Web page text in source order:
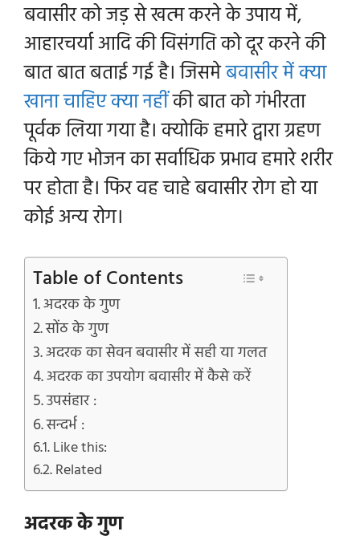
बवासीर को जड़ से खत्म करने के उपाय में,
आहारचर्या आदि की विसंगति को दूर करने की
बात बात बताई गई है। जिसमेबवासीर में क्या
खाना चाहिए क्या नहींकी बात को गंभीरता
पूर्वक लिया गया है। क्योकि हमारे द्वारा ग्रहण
किये गए भोजन का सर्वाधिक प्रभाव हमारे शरीर
पर होता है। फिर वह चाहे बवासीर रोग हो या
कोई अन्य रोग।
Table of Contents
अदरक के गुण
सोंठ के गुण
अदरक का सेवन बवासीर में सही या गलत
अदरक का उपयोग बवासीर में कैसे करें
उपसंहार :
सन्दर्भ :
Like this:
Related
अदरक के गुण